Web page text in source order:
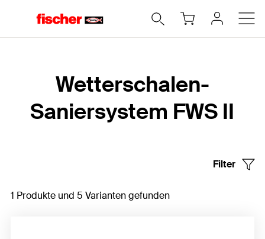
Wetterschalen-
Saniersystem FWS II
Filter
1 Produkte und 5 Varianten gefunden